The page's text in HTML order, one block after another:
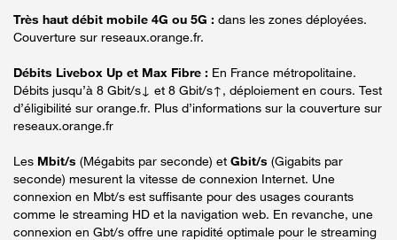
Très haut débit mobile 4G ou 5G : dans les zones déployées.
Couverture sur reseaux.orange.fr.
Débits Livebox Up et Max Fibre : En France métropolitaine.
Débits jusqu’à 8 Gbit/s↓ et 8 Gbit/s↑, déploiement en cours. Test
d’éligibilité sur orange.fr. Plus d’informations sur la couverture sur
reseaux.orange.fr
Les Mbit/s (Mégabits par seconde) et Gbit/s (Gigabits par
seconde) mesurent la vitesse de connexion Internet. Une
connexion en Mbt/s est suffisante pour des usages courants
comme le streaming HD et la navigation web. En revanche, une
connexion en Gbt/s offre une rapidité optimale pour le streaming